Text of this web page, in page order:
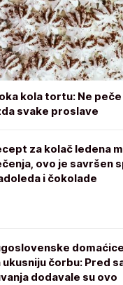
kola tortu: Ne peče
svake proslave
za kolač ledena
ovo je savršen
i čokolade
ukusniju čorbu: Pred
dodavale su ovo